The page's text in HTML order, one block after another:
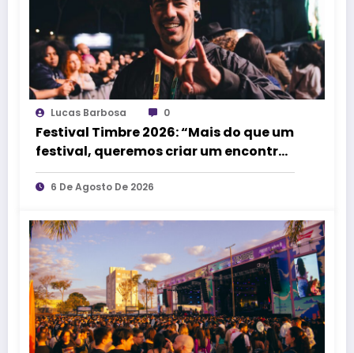
Lucas Barbosa 0
Festival Timbre 2026: “Mais do que um
festival, queremos criar um encontro
que transforme pessoas e a cidade”,
afirma Lucas Cordeiro
6 De Agosto De 2026